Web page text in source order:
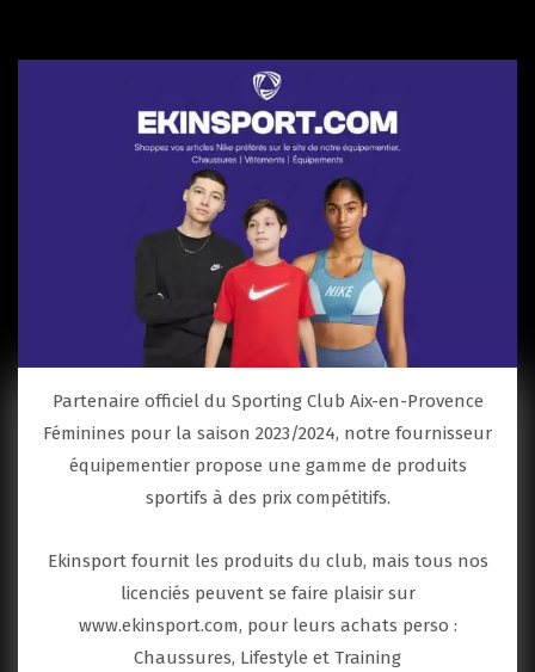
Partenaire officiel du Sporting Club Aix-en-Provence
Féminines pour la saison 2023/2024, notre fournisseur
équipementier propose une gamme de produits
sportifs à des prix compétitifs.
Ekinsport fournit les produits du club, mais tous nos
licenciés peuvent se faire plaisir sur
www.ekinsport.com, pour leurs achats perso :
Chaussures, Lifestyle et Training